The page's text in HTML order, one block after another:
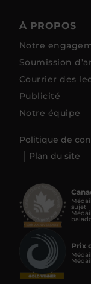
À PROPOS
Notre
Soumission
Courrier des
Publicité
Notre équipe
Politique de
Plan du site
sujet
Prix